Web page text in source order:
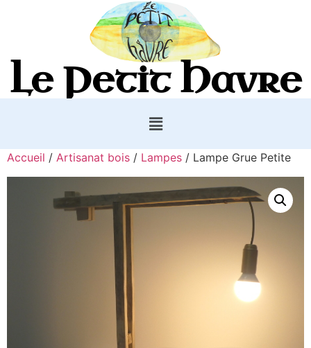
Le Petit Havre
Accueil / Artisanat bois / Lampes / Lampe Grue Petite